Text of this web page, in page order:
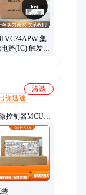
运放、
精密运放、
通用运放、
集
路(IC) 触发器
洽谈
价迅速
控制器MCU、
编程逻辑器
时钟芯片、中
频芯片、恩智
存储